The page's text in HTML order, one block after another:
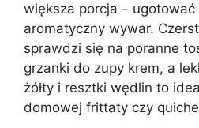
większa porcja – ugotować
aromatyczny wywar.
sprawdzi się na poranne
grzanki do zupy krem, a
żółty i resztki wędlin to
domowej frittaty czy